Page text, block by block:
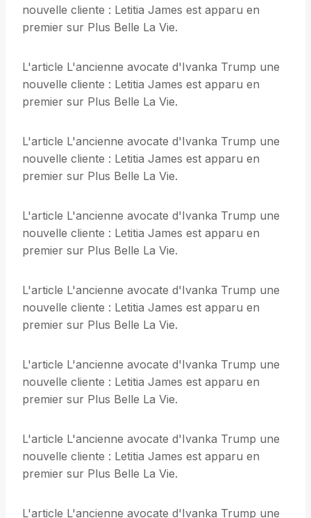
nouvelle cliente : Letitia James est apparu en
premier sur Plus Belle La Vie.
L'article L'ancienne avocate d'Ivanka Trump une
nouvelle cliente : Letitia James est apparu en
premier sur Plus Belle La Vie.
L'article L'ancienne avocate d'Ivanka Trump une
nouvelle cliente : Letitia James est apparu en
premier sur Plus Belle La Vie.
L'article L'ancienne avocate d'Ivanka Trump une
nouvelle cliente : Letitia James est apparu en
premier sur Plus Belle La Vie.
L'article L'ancienne avocate d'Ivanka Trump une
nouvelle cliente : Letitia James est apparu en
premier sur Plus Belle La Vie.
L'article L'ancienne avocate d'Ivanka Trump une
nouvelle cliente : Letitia James est apparu en
premier sur Plus Belle La Vie.
L'article L'ancienne avocate d'Ivanka Trump une
nouvelle cliente : Letitia James est apparu en
premier sur Plus Belle La Vie.
L'article L'ancienne avocate d'Ivanka Trump une